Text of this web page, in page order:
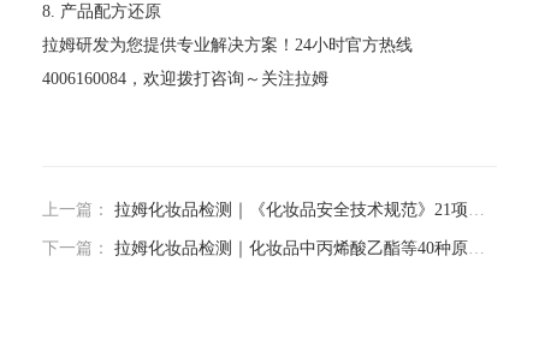
8. 产品配方还原
拉姆研发为您提供专业解决方案！24小时官方热线
4006160084，欢迎拨打咨询～关注拉姆
上一篇： 拉姆化妆品检测｜《化妆品安全技术规范》21项制修订项目情况汇总表
下一篇： 拉姆化妆品检测｜化妆品中丙烯酸乙酯等40种原料的检验方法